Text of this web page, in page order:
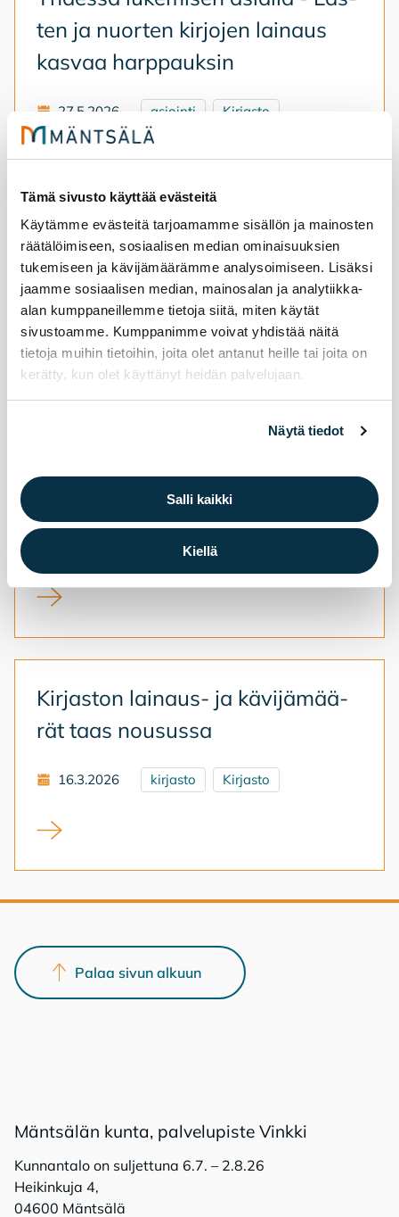
Tämä sivusto käyttää evästeitä
Käytämme evästeitä tarjoamamme sisällön ja mainosten
räätälöimiseen, sosiaalisen median ominaisuuksien
tukemiseen ja kävijämäärämme analysoimiseen. Lisäksi
jaamme sosiaalisen median, mainosalan ja analytiikka-
alan kumppaneillemme tietoja siitä, miten käytät
sivustoamme. Kumppanimme voivat yhdistää näitä
tietoja muihin tietoihin, joita olet antanut heille tai joita on
kerätty, kun olet käyttänyt heidän palvelujaan.
Näytä tiedot
Salli kaikki
Kiellä
ten ja nuor­ten kir­jo­jen lai­naus
kas­vaa harp­pauk­sin
27.5.2026 asiointi Kirjasto
Yhdessä lukemisen asialla - Lasten ja nuorten
Kir­jas­ton kesä
7.5.2026 tapahtumat Kirjasto
Kirjaston kesä
kirjasto
Kevään poikkeusaukiolot kirjastolla
Kir­jas­ton lai­naus- ja kä­vi­jä­mää­
rät taas nousus­sa
16.3.2026 kirjasto Kirjasto
Kirjaston lainaus- ja kävijämäärät taas nousussa
Mänt­sä­län kun­ta, pal­ve­lu­pis­te Vink­ki
Kunnantalo on suljettuna 6.7. – 2.8.26
Heikinkuja 4,
04600 Mäntsälä
Palaa sivun alkuun